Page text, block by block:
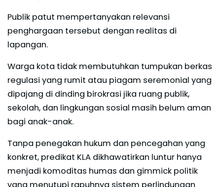
Publik patut mempertanyakan relevansi
penghargaan tersebut dengan realitas di
lapangan.
Warga kota tidak membutuhkan tumpukan berkas
regulasi yang rumit atau piagam seremonial yang
dipajang di dinding birokrasi jika ruang publik,
sekolah, dan lingkungan sosial masih belum aman
bagi anak-anak.
Tanpa penegakan hukum dan pencegahan yang
konkret, predikat KLA dikhawatirkan luntur hanya
menjadi komoditas humas dan gimmick politik